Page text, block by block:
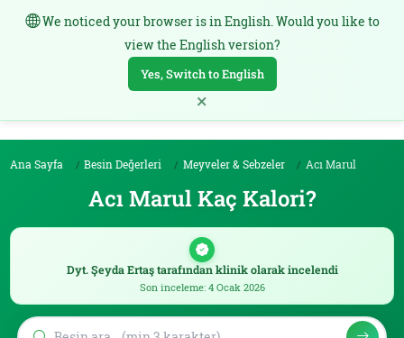
We noticed your browser is in English. Would you like to
view the English version?
Yes, Switch to English
×
TR
Ana Sayfa Besin Değerleri Meyveler & Sebzeler Acı Marul
Acı Marul Kaç Kalori?
Dyt. Şeyda Ertaş tarafından klinik olarak incelendi
Son inceleme: 4 Ocak 2026